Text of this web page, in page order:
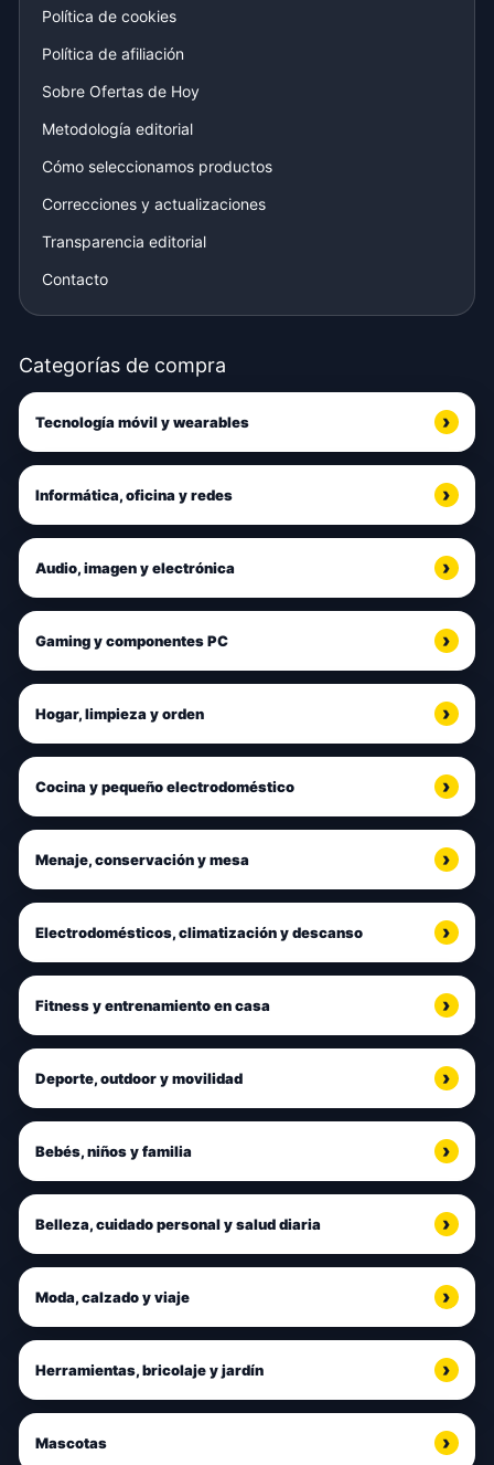
Política de cookies
Política de afiliación
Sobre Ofertas de Hoy
Metodología editorial
Cómo seleccionamos productos
Correcciones y actualizaciones
Transparencia editorial
Contacto
Categorías de compra
Tecnología móvil y wearables
Informática, oficina y redes
Audio, imagen y electrónica
Gaming y componentes PC
Hogar, limpieza y orden
Cocina y pequeño electrodoméstico
Menaje, conservación y mesa
Electrodomésticos, climatización y descanso
Fitness y entrenamiento en casa
Deporte, outdoor y movilidad
Bebés, niños y familia
Belleza, cuidado personal y salud diaria
Moda, calzado y viaje
Herramientas, bricolaje y jardín
Mascotas